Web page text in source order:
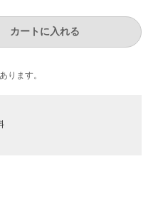
カートに入れる
ります。